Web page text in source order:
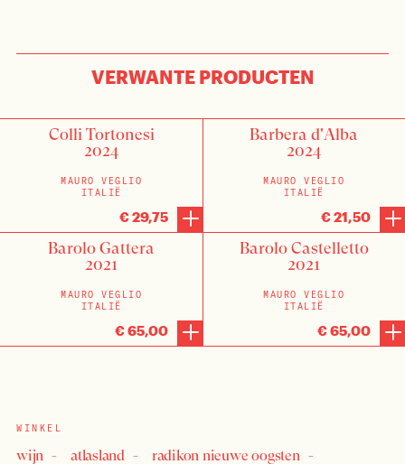
VERWANTE PRODUCTEN
Colli Tortonesi
2024
MAURO VEGLIO
ITALIË
€ 29,75
Barbera d'Alba
2024
MAURO VEGLIO
ITALIË
€ 21,50
Barolo Gattera
2021
MAURO VEGLIO
ITALIË
€ 65,00
Barolo Castelletto
2021
MAURO VEGLIO
ITALIË
€ 65,00
WINKEL
wijn atlasland
radikon nieuwe oogsten